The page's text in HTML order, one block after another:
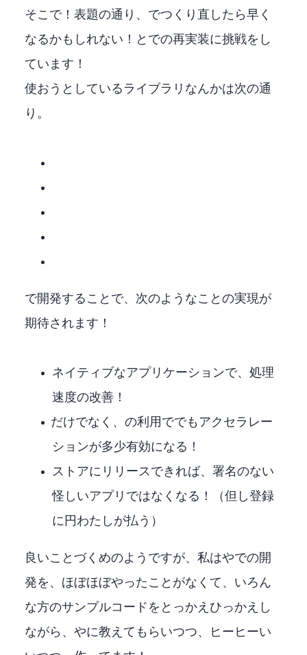
そこで！表題の通り、"C++でつくり直したら早く
なるかもしれない！"とC++での再実装に挑戦をし
ています！
使おうとしているライブラリなんかは次の通
り。
Visual C++で開発することで、次のようなことの実現が
期待されます！
Windowsネイティブなアプリケーションで、処理
速度の改善！
NVIDIA Geforce CUDAだけでなく、DirectMLの利用でAMD RADEONでもGPUアクセラレー
ションが多少有効になる！
Microsoftストアにリリースできれば、署名のない
怪しいアプリではなくなる！（但し登録
に2000円わたしが払う）
良いことづくめのようですが、私はC++やVisualStudioでの開
発を、ほぼほぼやったことがなくて、いろん
な方のサンプルコードをとっかえひっかえし
ながら、Windows copilotやgithub copilotに教えてもらいつつ、ヒーヒーい